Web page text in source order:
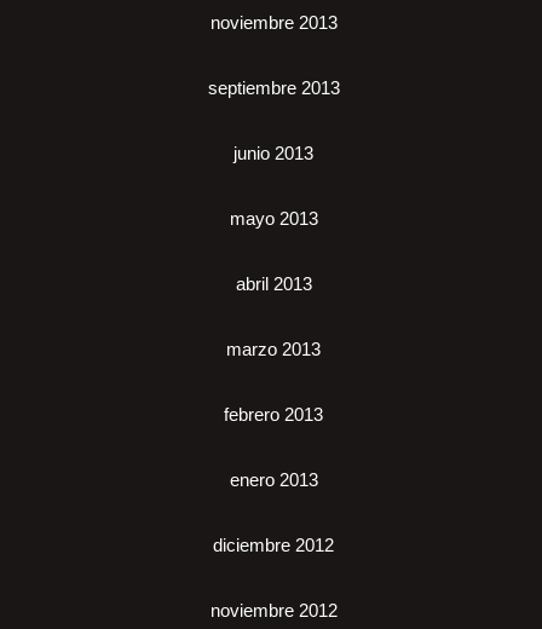
noviembre 2013
septiembre 2013
junio 2013
mayo 2013
abril 2013
marzo 2013
febrero 2013
enero 2013
diciembre 2012
noviembre 2012